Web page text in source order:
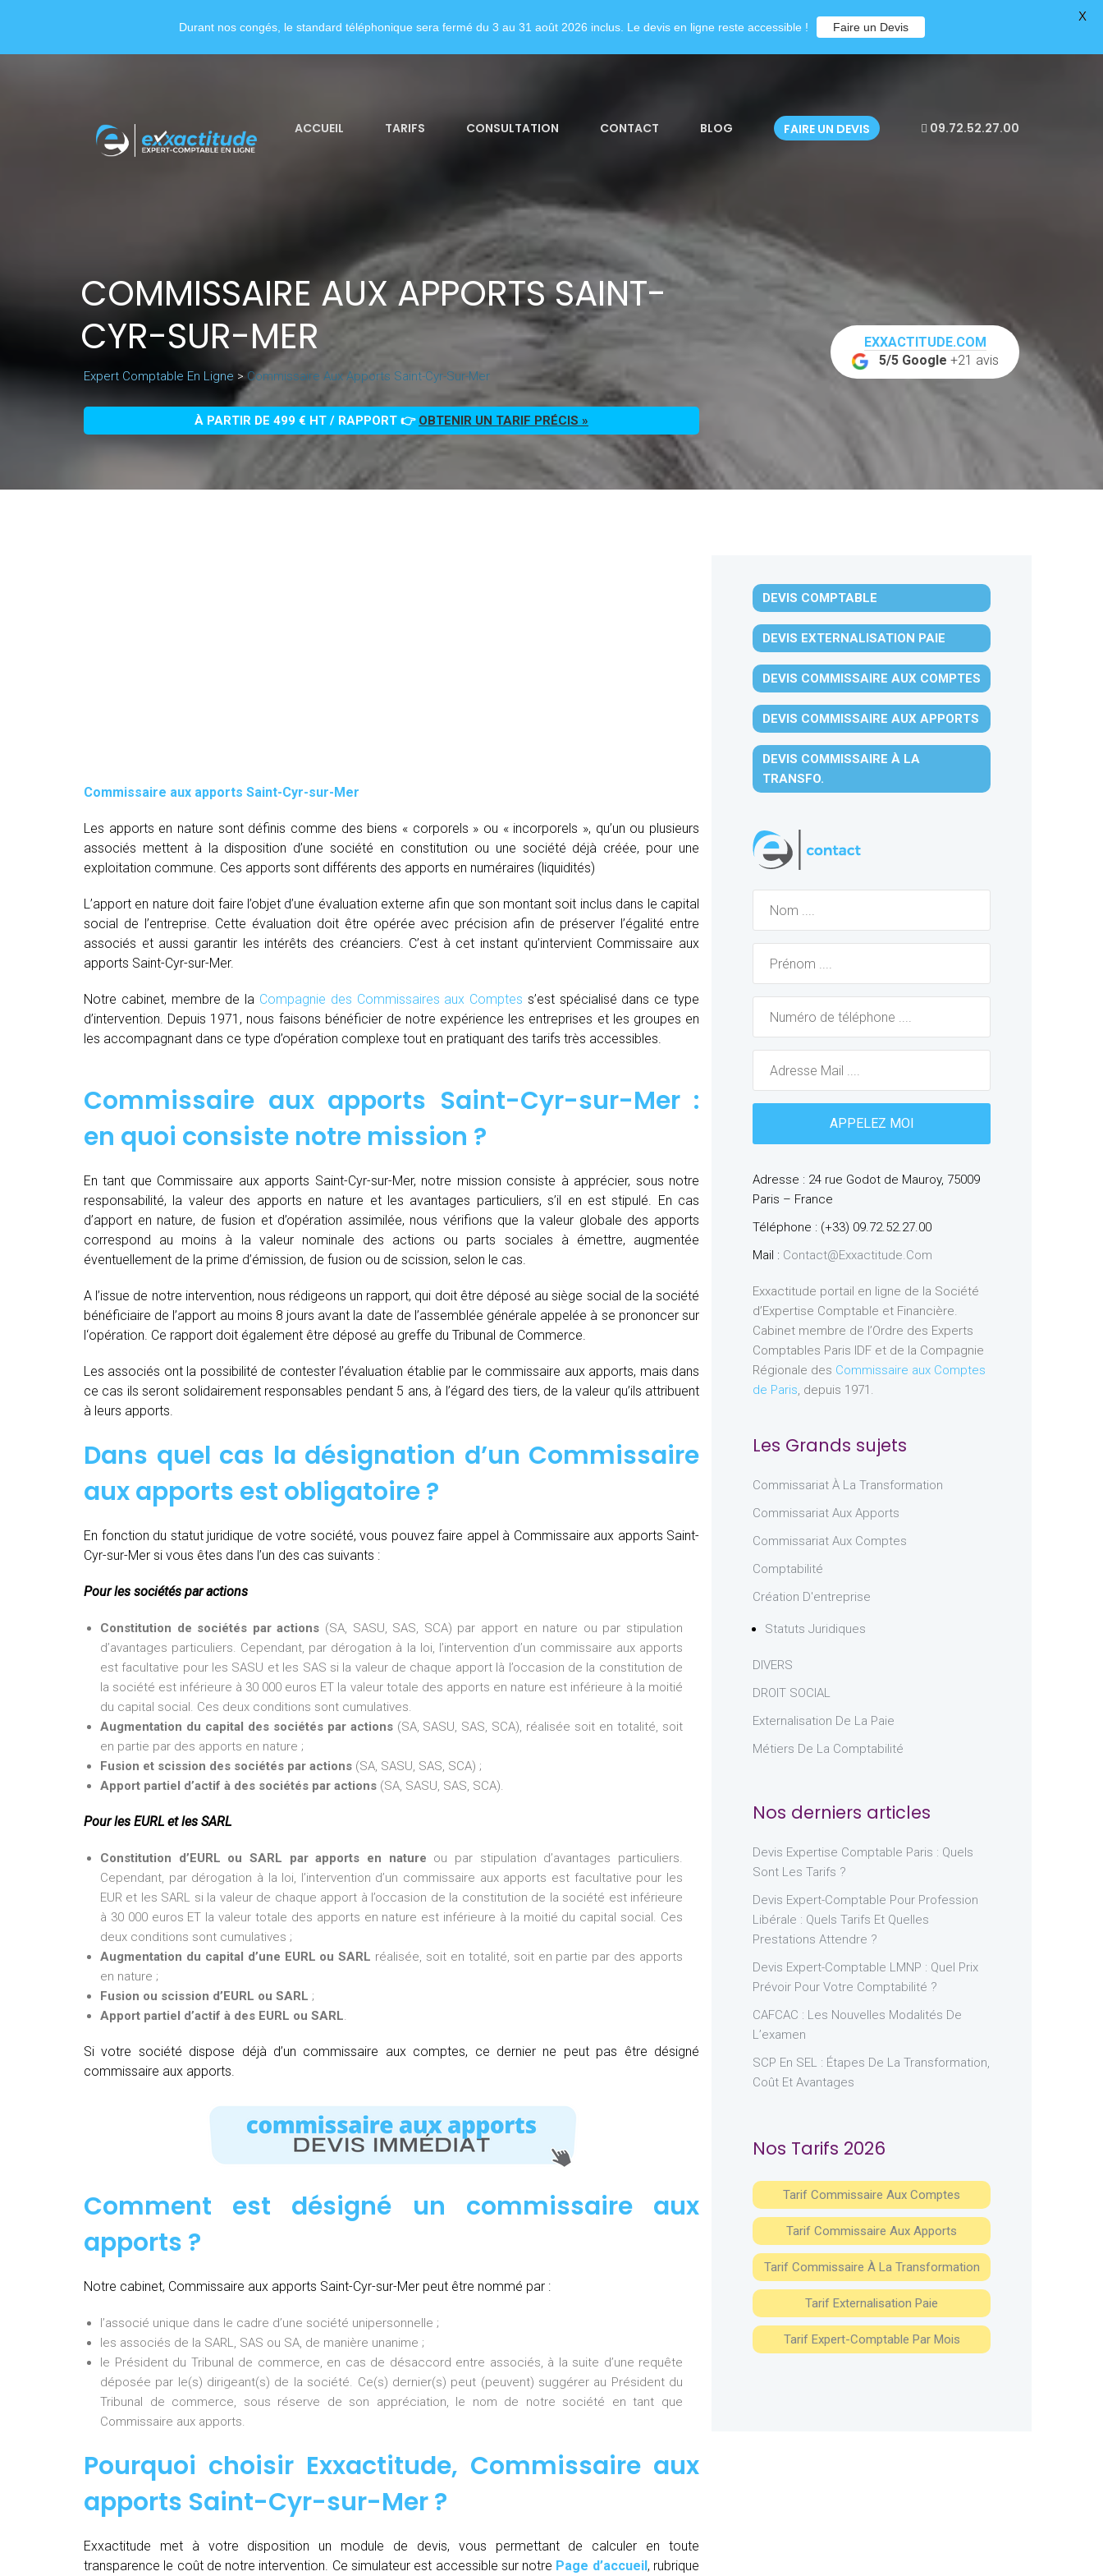
ACCUEIL TARIFS CONSULTATION CONTACT BLOG FAIRE UN DEVIS 09.72.52.27.00
COMMISSAIRE AUX APPORTS SAINT-
CYR-SUR-MER
Expert Comptable En Ligne > Commissaire Aux Apports Saint-Cyr-Sur-Mer
À PARTIR DE 499 € HT / RAPPORT 👉 OBTENIR UN TARIF PRÉCIS »
EXXACTITUDE.COM
5/5 Google +21 avis
Commissaire aux apports Saint-Cyr-sur-Mer
Les apports en nature sont définis comme des biens « corporels » ou « incorporels », qu’un ou plusieurs
associés mettent à la disposition d’une société en constitution ou une société déjà créée, pour une
exploitation commune. Ces apports sont différents des apports en numéraires (liquidités)
L’apport en nature doit faire l’objet d’une évaluation externe afin que son montant soit inclus dans le capital
social de l’entreprise. Cette évaluation doit être opérée avec précision afin de préserver l’égalité entre
associés et aussi garantir les intérêts des créanciers. C’est à cet instant qu’intervient Commissaire aux
apports Saint-Cyr-sur-Mer.
Notre cabinet, membre de la Compagnie des Commissaires aux Comptes s’est spécialisé dans ce type
d’intervention. Depuis 1971, nous faisons bénéficier de notre expérience les entreprises et les groupes en
les accompagnant dans ce type d’opération complexe tout en pratiquant des tarifs très accessibles.
Commissaire aux apports Saint-Cyr-sur-Mer :
en quoi consiste notre mission ?
En tant que Commissaire aux apports Saint-Cyr-sur-Mer, notre mission consiste à apprécier, sous notre
responsabilité, la valeur des apports en nature et les avantages particuliers, s’il en est stipulé. En cas
d’apport en nature, de fusion et d’opération assimilée, nous vérifions que la valeur globale des apports
correspond au moins à la valeur nominale des actions ou parts sociales à émettre, augmentée
éventuellement de la prime d’émission, de fusion ou de scission, selon le cas.
A l’issue de notre intervention, nous rédigeons un rapport, qui doit être déposé au siège social de la société
bénéficiaire de l’apport au moins 8 jours avant la date de l’assemblée générale appelée à se prononcer sur
l‘opération. Ce rapport doit également être déposé au greffe du Tribunal de Commerce.
Les associés ont la possibilité de contester l’évaluation établie par le commissaire aux apports, mais dans
ce cas ils seront solidairement responsables pendant 5 ans, à l’égard des tiers, de la valeur qu’ils attribuent
à leurs apports.
Dans quel cas la désignation d’un Commissaire
aux apports est obligatoire ?
En fonction du statut juridique de votre société, vous pouvez faire appel à Commissaire aux apports Saint-
Cyr-sur-Mer si vous êtes dans l’un des cas suivants :
Pour les sociétés par actions
Constitution de sociétés par actions (SA, SASU, SAS, SCA) par apport en nature ou par stipulation
d’avantages particuliers. Cependant, par dérogation à la loi, l’intervention d’un commissaire aux apports
est facultative pour les SASU et les SAS si la valeur de chaque apport là l’occasion de la constitution de
la société est inférieure à 30 000 euros ET la valeur totale des apports en nature est inférieure à la moitié
du capital social. Ces deux conditions sont cumulatives.
Augmentation du capital des sociétés par actions(SA, SASU, SAS, SCA), réalisée soit en totalité, soit
en partie par des apports en nature ;
Fusion et scission des sociétés par actions (SA, SASU, SAS, SCA) ;
Apport partiel d’actif à des sociétés par actions (SA, SASU, SAS, SCA).
Pour les EURL et les SARL
Constitution d’EURL ou SARL par apports en nature ou par stipulation d’avantages particuliers.
Cependant, par dérogation à la loi, l’intervention d’un commissaire aux apports est facultative pour les
EUR et les SARL si la valeur de chaque apport à l’occasion de la constitution de la société est inférieure
à 30 000 euros ET la valeur totale des apports en nature est inférieure à la moitié du capital social. Ces
deux conditions sont cumulatives ;
Augmentation du capital d’une EURL ou SARL réalisée, soit en totalité, soit en partie par des apports
en nature ;
Fusion ou scission d’EURL ou SARL ;
Apport partiel d’actif à des EURL ou SARL.
Si votre société dispose déjà d’un commissaire aux comptes, ce dernier ne peut pas être désigné
commissaire aux apports.
Comment est désigné un commissaire aux
apports ?
Notre cabinet, Commissaire aux apports Saint-Cyr-sur-Mer peut être nommé par :
l’associé unique dans le cadre d’une société unipersonnelle ;
les associés de la SARL, SAS ou SA, de manière unanime ;
le Président du Tribunal de commerce, en cas de désaccord entre associés, à la suite d’une requête
déposée par le(s) dirigeant(s) de la société. Ce(s) dernier(s) peut (peuvent) suggérer au Président du
Tribunal de commerce, sous réserve de son appréciation, le nom de notre société en tant que
Commissaire aux apports.
Pourquoi choisir Exxactitude, Commissaire aux
apports Saint-Cyr-sur-Mer?
Exxactitude met à votre disposition un module de devis, vous permettant de calculer en toute
transparence le coût de notre intervention. Ce simulateur est accessible sur notre Page d’accueil, rubrique
DEVIS COMPTABLE
DEVIS EXTERNALISATION PAIE
DEVIS COMMISSAIRE AUX COMPTES
DEVIS COMMISSAIRE AUX APPORTS
DEVIS COMMISSAIRE À LA
TRANSFO.
Adresse : 24 rue Godot de Mauroy, 75009
Paris – France
Téléphone : (+33) 09.72.52.27.00
Mail : Contact@exxactitude.com
Exxactitude portail en ligne de la Société
d’Expertise Comptable et Financière.
Cabinet membre de l’Ordre des Experts
Comptables Paris IDF et de la Compagnie
Régionale des Commissaire aux Comptes
de Paris, depuis 1971.
Les Grands sujets
Commissariat À La Transformation
Commissariat Aux Apports
Commissariat Aux Comptes
Comptabilité
Création D'entreprise
Statuts Juridiques
DIVERS
DROIT SOCIAL
Externalisation De La Paie
Métiers De La Comptabilité
Nos derniers articles
Devis Expertise Comptable Paris : Quels
Sont Les Tarifs ?
Devis Expert-Comptable Pour Profession
Libérale : Quels Tarifs Et Quelles
Prestations Attendre ?
Devis Expert-Comptable LMNP : Quel Prix
Prévoir Pour Votre Comptabilité ?
CAFCAC : Les Nouvelles Modalités De
L’examen
SCP En SEL : Étapes De La Transformation,
Coût Et Avantages
Nos Tarifs 2026
Tarif Commissaire Aux Comptes
Tarif Commissaire Aux Apports
Tarif Commissaire À La Transformation
Tarif Externalisation Paie
Tarif Expert-Comptable Par Mois
Durant nos congés, le standard téléphonique sera fermé du 3 au 31 août 2026 inclus. Le devis en ligne reste accessible ! Faire un Devis
X